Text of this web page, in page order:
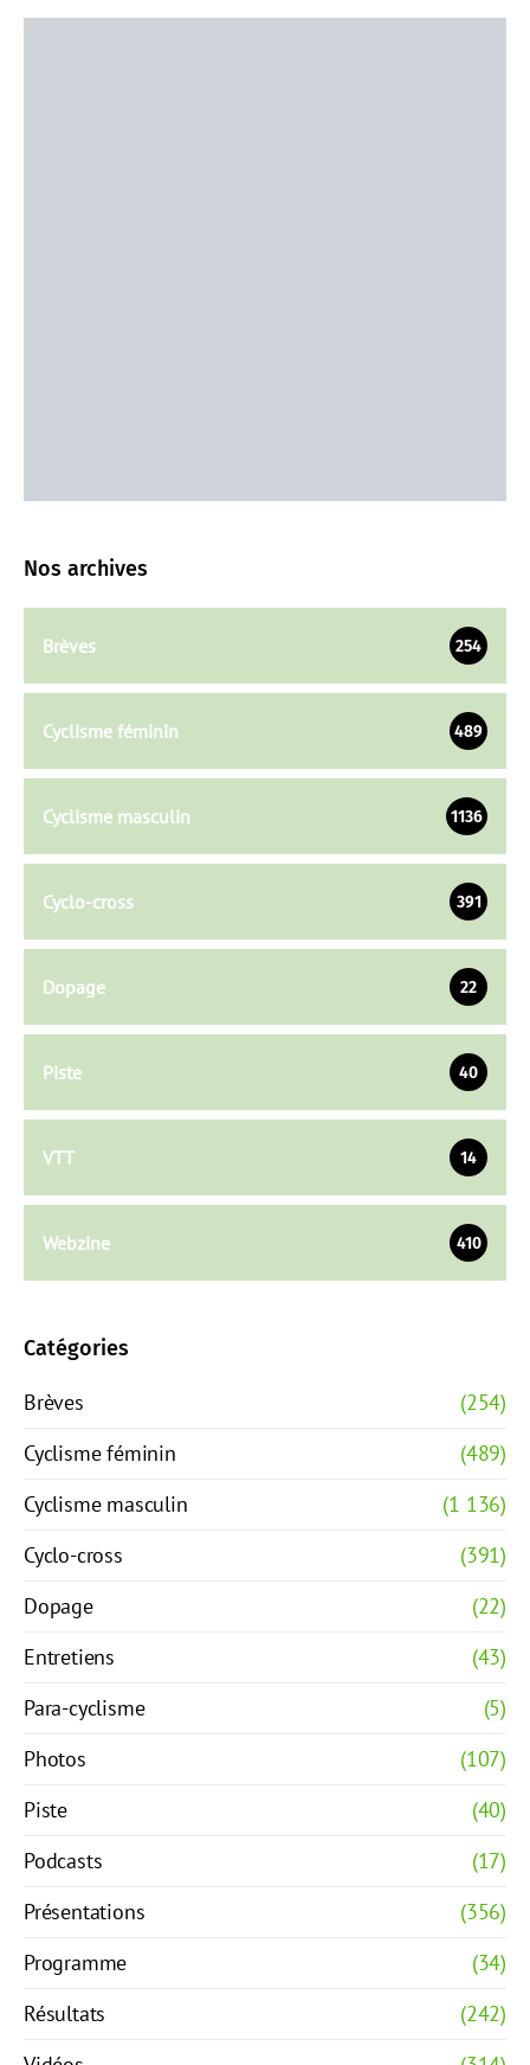
Nos archives
Brèves 254
Cyclisme féminin 489
Cyclisme masculin 1136
Cyclo-cross 391
Dopage 22
Piste 40
VTT 14
Webzine 410
Catégories
Brèves
(254)
Cyclisme féminin
(489)
Cyclisme masculin
(1 136)
Cyclo-cross
(391)
Dopage
(22)
Entretiens
(43)
Para-cyclisme
(5)
Photos
(107)
Piste
(40)
Podcasts
(17)
Présentations
(356)
Programme
(34)
Résultats
(242)